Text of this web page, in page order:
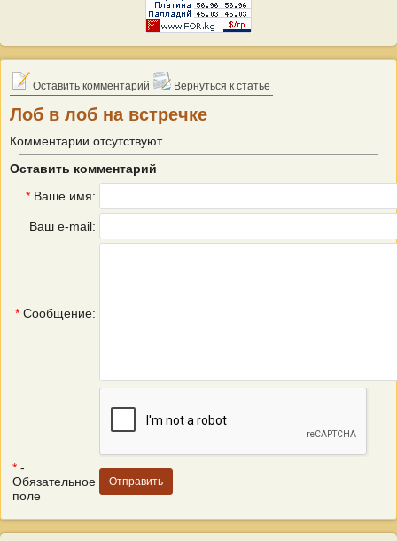
Оставить комментарий Вернуться к статье
Лоб в лоб на встречке
Комментарии отсутствуют
Оставить комментарий
* Ваше имя:
Ваш e-mail:
* Сообщение:
* -
Обязательное
поле